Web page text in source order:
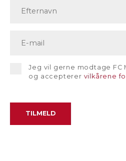
Jeg vil gerne modtage FC
og accepterer vilkårene